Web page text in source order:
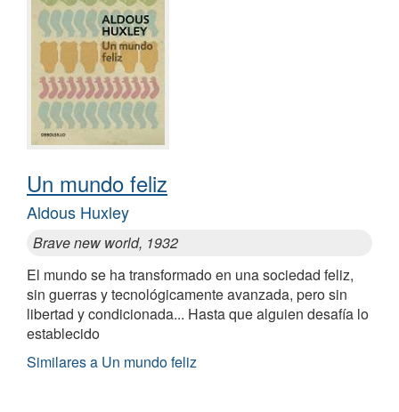
Un mundo feliz
Aldous Huxley
Brave new world, 1932
El mundo se ha transformado en una sociedad feliz,
sin guerras y tecnológicamente avanzada, pero sin
libertad y condicionada... Hasta que alguien desafía lo
establecido
Similares a Un mundo feliz